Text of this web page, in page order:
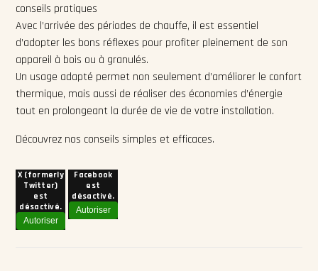
conseils pratiques
Avec l’arrivée des périodes de chauffe, il est essentiel
d’adopter les bons réflexes pour profiter pleinement de son
appareil à bois ou à granulés.
Un usage adapté permet non seulement d’améliorer le confort
thermique, mais aussi de réaliser des économies d’énergie
tout en prolongeant la durée de vie de votre installation.
Découvrez nos conseils simples et efficaces.
X (formerly
Twitter)
est
désactivé.
Autoriser
Facebook
est
désactivé.
Autoriser